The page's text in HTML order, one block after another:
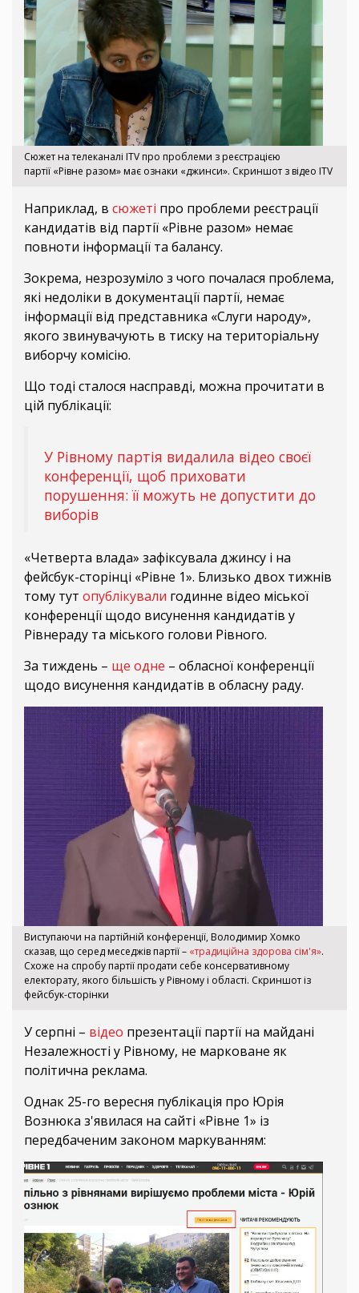
Сюжет на телеканалі ITV про проблеми з реєстрацією
партії «Рівне разом» має ознаки «джинси». Скриншот з відео ITV
Наприклад, в сюжеті про проблеми реєстрації
кандидатів від партії «Рівне разом» немає
повноти інформації та балансу.
Зокрема, незрозуміло з чого почалася проблема,
які недоліки в документації партії, немає
інформації від представника «Слуги народу»,
якого звинувачують в тиску на територіальну
виборчу комісію.
Що тоді сталося насправді, можна прочитати в
цій публікації:
У Рівному партія видалила відео своєї
конференції, щоб приховати
порушення: її можуть не допустити до
виборів
«Четверта влада» зафіксувала джинсу і на
фейсбук-сторінці «Рівне 1». Близько двох тижнів
тому тут опублікували годинне відео міської
конференції щодо висунення кандидатів у
Рівнераду та міського голови Рівного.
За тиждень – ще одне – обласної конференції
щодо висунення кандидатів в обласну раду.
Виступаючи на партійній конференції, Володимир Хомко
сказав, що серед меседжів партії – «традиційна здорова сім'я».
Схоже на спробу партії продати себе консервативному
електорату, якого більшість у Рівному і області. Скриншот із
фейсбук-сторінки
У серпні – відео презентації партії на майдані
Незалежності у Рівному, не марковане як
політична реклама.
Однак 25-го вересня публікація про Юрія
Вознюка з'явилася на сайті «Рівне 1» із
передбаченим законом маркуванням: